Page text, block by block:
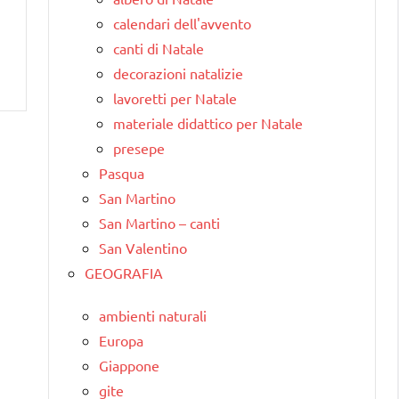
calendari dell'avvento
canti di Natale
decorazioni natalizie
lavoretti per Natale
materiale didattico per Natale
presepe
Pasqua
San Martino
San Martino – canti
San Valentino
GEOGRAFIA
ambienti naturali
Europa
Giappone
gite